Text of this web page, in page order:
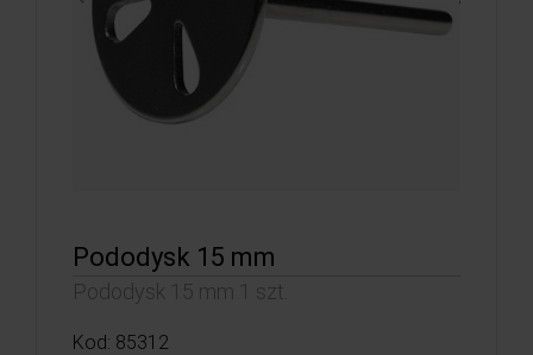
Pododysk 15 mm
Pododysk 15 mm 1 szt.
Kod: 85312